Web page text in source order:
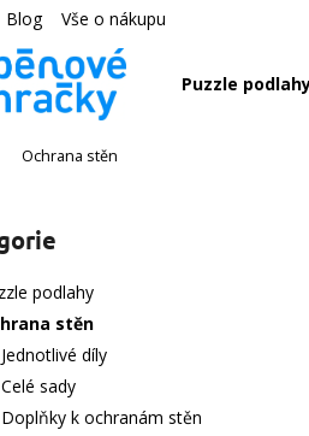
Blog Vše o nákupu
Puzzle
Ochrana stěn
podlahy
stěn
Jednotlivé díly
Celé sady
Doplňky k ochranám stěn